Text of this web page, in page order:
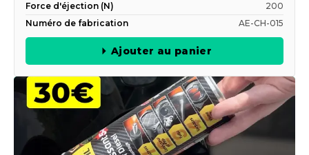
Force d'éjection (N)
200
Numéro de fabrication
AE-CH-015
Ajouter au panier